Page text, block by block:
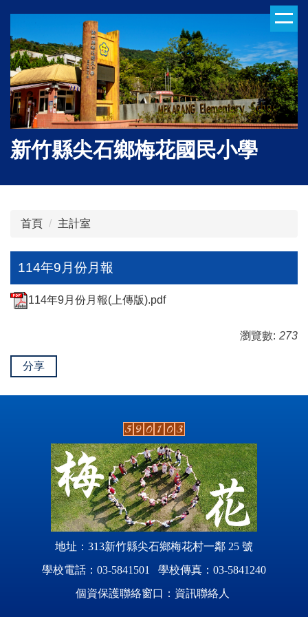
主
要
內
容
區
新竹縣尖石鄉梅花國民小學
首頁 主計室
114年9月份月報
114年9月份月報(上傳版).pdf
瀏覽數: 273
分享
地址：313新竹縣尖石鄉梅花村一鄰 25 號
學校電話：03-5841501 學校傳真：03-5841240
個資保護聯絡窗口：資訊聯絡人